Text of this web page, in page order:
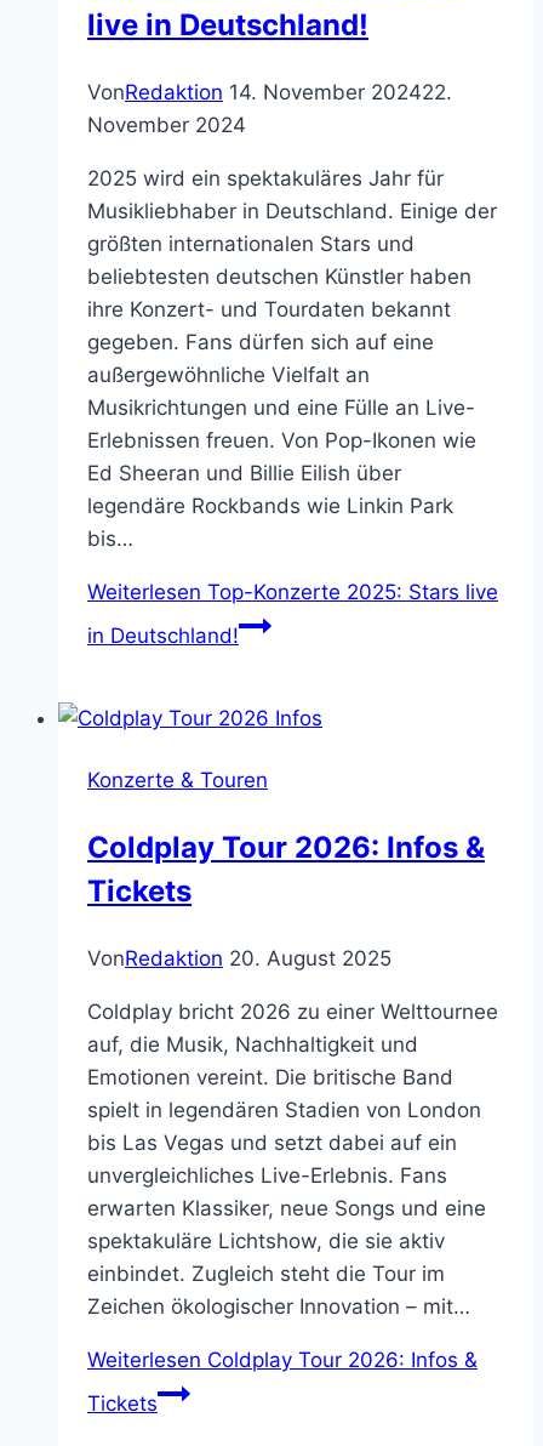
live in Deutschland!
VonRedaktion 14. November 202422.
November 2024
2025 wird ein spektakuläres Jahr für
Musikliebhaber in Deutschland. Einige der
größten internationalen Stars und
beliebtesten deutschen Künstler haben
ihre Konzert- und Tourdaten bekannt
gegeben. Fans dürfen sich auf eine
außergewöhnliche Vielfalt an
Musikrichtungen und eine Fülle an Live-
Erlebnissen freuen. Von Pop-Ikonen wie
Ed Sheeran und Billie Eilish über
legendäre Rockbands wie Linkin Park
bis…
Weiterlesen Top-Konzerte 2025: Stars live
in Deutschland!
Konzerte & Touren
Coldplay Tour 2026: Infos &
Tickets
VonRedaktion 20. August 2025
Coldplay bricht 2026 zu einer Welttournee
auf, die Musik, Nachhaltigkeit und
Emotionen vereint. Die britische Band
spielt in legendären Stadien von London
bis Las Vegas und setzt dabei auf ein
unvergleichliches Live-Erlebnis. Fans
erwarten Klassiker, neue Songs und eine
spektakuläre Lichtshow, die sie aktiv
einbindet. Zugleich steht die Tour im
Zeichen ökologischer Innovation – mit…
Weiterlesen Coldplay Tour 2026: Infos &
Tickets